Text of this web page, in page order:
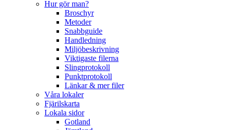
Hur gör man?
Broschyr
Metoder
Snabbguide
Handledning
Miljöbeskrivning
Viktigaste filerna
Slingprotokoll
Punktprotokoll
Länkar & mer filer
Våra lokaler
Fjärilskarta
Lokala sidor
Gotland